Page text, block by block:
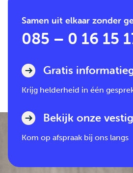
Samen uit elkaar zonder
085 – 0 16 15
Gratis
Krijg helderheid in één
Bekijk onze
Kom op afspraak bij ons langs